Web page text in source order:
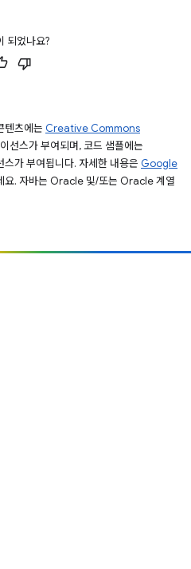
되었나요?
텐츠에는 Creative Commons
선스가 부여되며, 코드 샘플에는
스가 부여됩니다. 자세한 내용은 Google
요. 자바는 Oracle 및/또는 Oracle 계열